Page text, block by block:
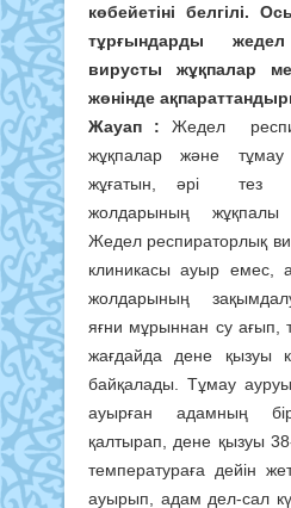
көбейетіні белгілі.
тұрғындарды
вирусты жұқпалар
жөнінде
Жауап : Жедел
жұқпалар және
жұғатын, әрі тез
жолдарының жұқпалы
Жедел респираторлық
клиникасы ауыр емес,
жолдарының
яғни мұрыннан су ағып,
жағдайда дене қызуы
байқалады. Тұмау
ауырған адамның
қалтырап, дене қызуы
температураға дейін
ауырып, адам дел-сал